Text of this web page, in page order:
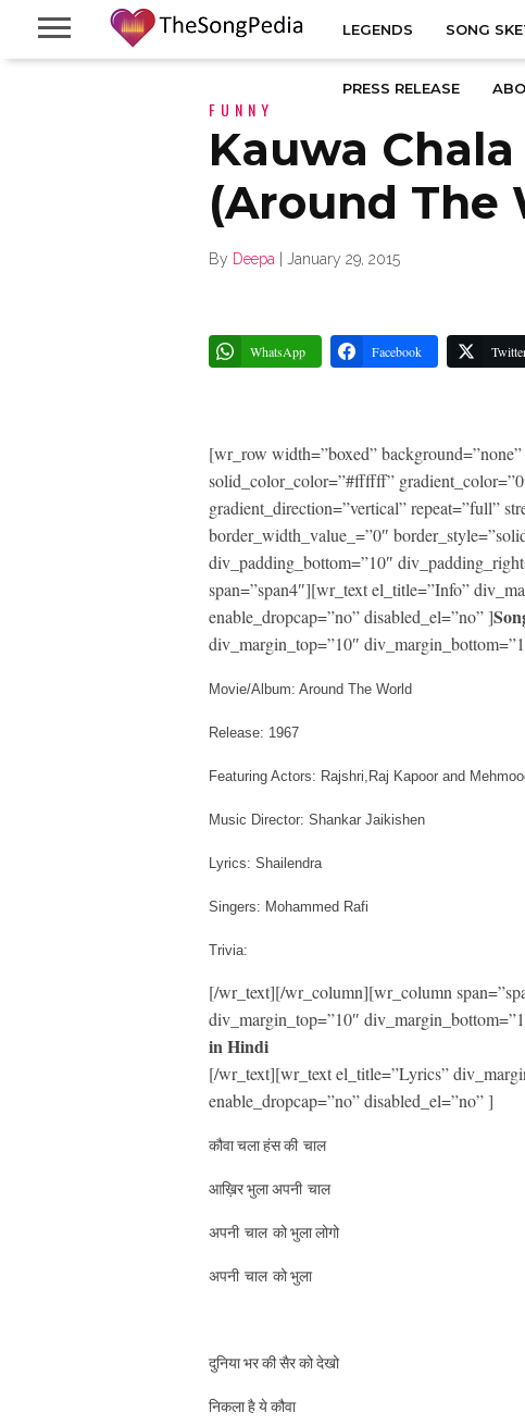
LEGENDS SONG
PRESS RELEASE
FUNNY
Kauwa
(Around The
By Deepa January 29, 2015
WhatsApp Facebook
[wr_row width=”boxed”
solid_color_color=”#ffffff”
gradient_direction=”vertical” repeat=”full”
border_width_value_=”0″
div_padding_bottom=”10″
span=”span4″][wr_text el_title=”Info”
enable_dropcap=”no” disabled_el=”no” ]
div_margin_top=”10″
Movie/Album: Around The World
Release: 1967
Featuring Actors: Rajshri,Raj Kapoor and
Music Director: Shankar Jaikishen
Lyrics: Shailendra
Singers: Mohammed Rafi
Trivia:
[/wr_text][/wr_column][wr_column
div_margin_top=”10″
in Hindi
[/wr_text][wr_text el_title=”Lyrics”
enable_dropcap=”no” disabled_el=”no” ]
कौवा चला हंस की चाल
आख़िर भुला अपनी चाल
अपनी चाल को भुला लोगो
अपनी चाल को भुला
दुनिया भर की सैर को देखो
निकला है ये कौवा